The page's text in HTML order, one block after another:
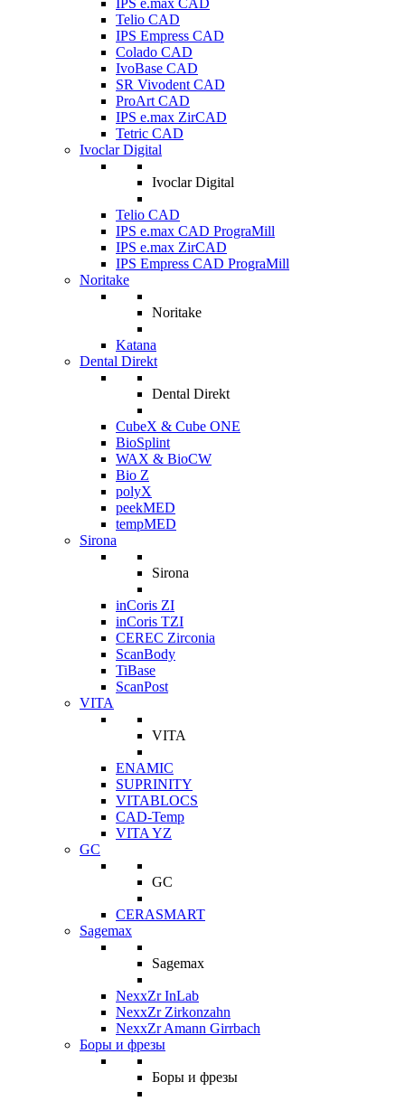
IPS e.max CAD
Telio CAD
IPS Empress CAD
Colado CAD
IvoBase CAD
SR Vivodent CAD
ProArt CAD
IPS e.max ZirCAD
Tetric CAD
Ivoclar Digital
Ivoclar Digital
Telio CAD
IPS e.max CAD PrograMill
IPS e.max ZirCAD
IPS Empress CAD PrograMill
Noritake
Noritake
Katana
Dental Direkt
Dental Direkt
CubeX & Cube ONE
BioSplint
WAX & BioCW
Bio Z
polyX
peekMED
tempMED
Sirona
Sirona
inCoris ZI
inCoris TZI
CEREC Zirconia
ScanBody
TiBase
ScanPost
VITA
VITA
ENAMIC
SUPRINITY
VITABLOCS
CAD-Temp
VITA YZ
GC
GC
CERASMART
Sagemax
Sagemax
NexxZr InLab
NexxZr Zirkonzahn
NexxZr Amann Girrbach
Боры и фрезы
Боры и фрезы